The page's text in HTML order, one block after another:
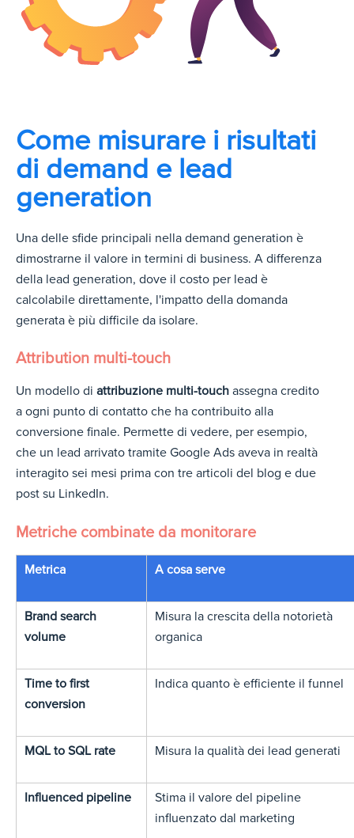
Come misurare i risultati
di demand e lead
generation
Una delle sfide principali nella demand generation è
dimostrarne il valore in termini di business. A differenza
della lead generation, dove il costo per lead è
calcolabile direttamente, l'impatto della domanda
generata è più difficile da isolare.
Attribution multi-touch
Un modello di attribuzione multi-touch assegna credito
a ogni punto di contatto che ha contribuito alla
conversione finale. Permette di vedere, per esempio,
che un lead arrivato tramite Google Ads aveva in realtà
interagito sei mesi prima con tre articoli del blog e due
post su LinkedIn.
Metriche combinate da monitorare
Metrica A cosa serve
Brand search
volume
Misura la crescita della notorietà
organica
Time to first
conversion
Indica quanto è efficiente il funnel
MQL to SQL rate Misura la qualità dei lead generati
Influenced pipeline
Stima il valore del pipeline
influenzato dal marketing